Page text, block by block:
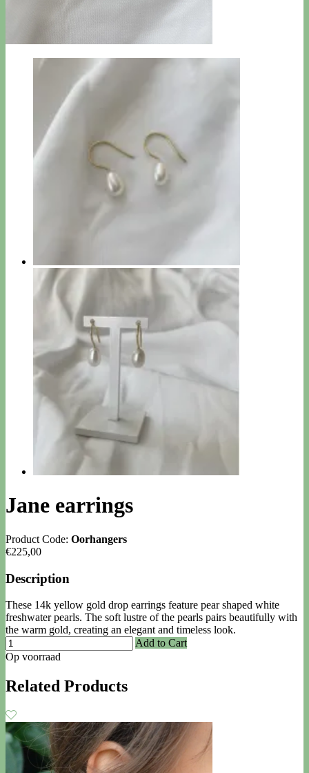
Jane earrings
Product Code: Oorhangers
€225,00
Description
These 14k yellow gold drop earrings feature pear shaped white
freshwater pearls. The soft lustre of the pearls pairs beautifully with
the warm gold, creating an elegant and timeless look.
Add to Cart
Op voorraad
Related Products